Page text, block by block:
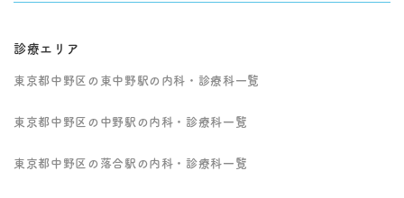
診療エリア
東京都中野区の東中野駅の内科・診療科一覧
東京都中野区の中野駅の内科・診療科一覧
東京都中野区の落合駅の内科・診療科一覧